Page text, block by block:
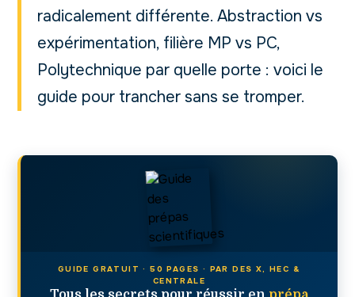
radicalement différente. Abstraction vs
expérimentation, filière MP vs PC,
Polytechnique par quelle porte : voici le
guide pour trancher sans se tromper.
GUIDE GRATUIT · 50 PAGES · PAR DES X, HEC &
CENTRALE